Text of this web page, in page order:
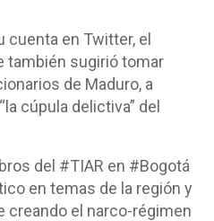
en Twitter, el
también sugirió tomar
de Maduro, a
cúpula delictiva” del
del #TIAR en #Bogotá
en temas de la región y
creando el narco-régimen